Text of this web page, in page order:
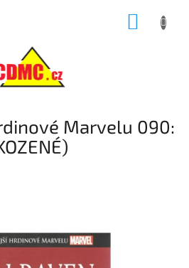
Marvelu 090: